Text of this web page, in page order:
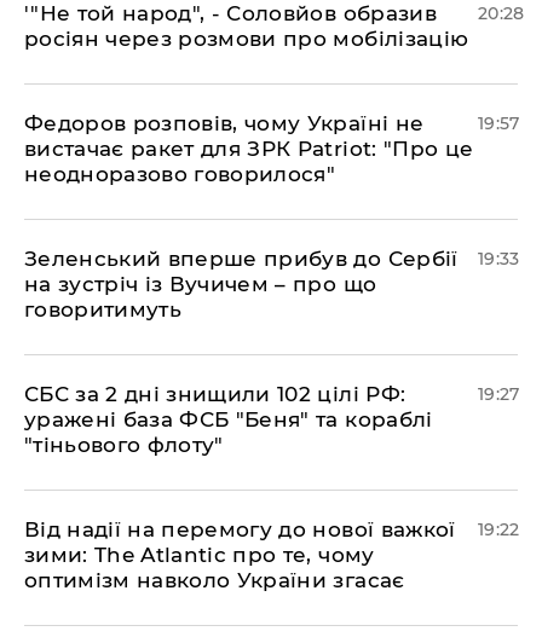
​'"Не той народ", - Соловйов образив
росіян через розмови про мобілізацію
20:28
​Федоров розповів, чому Україні не
вистачає ракет для ЗРК Patriot: "Про це
неодноразово говорилося"
19:57
​Зеленський вперше прибув до Сербії
на зустріч із Вучичем – про що
говоритимуть
19:33
​СБС за 2 дні знищили 102 цілі РФ:
уражені база ФСБ "Беня" та кораблі
"тіньового флоту"
19:27
​Від надії на перемогу до нової важкої
зими: The Atlantic про те, чому
оптимізм навколо України згасає
19:22